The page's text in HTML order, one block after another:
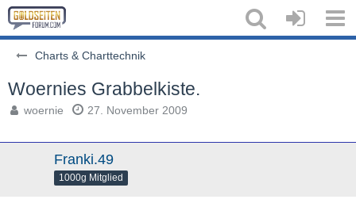
Charts & Charttechnik
Woernies Grabbelkiste.
woernie 27. November 2009
Franki.49
1000g Mitglied